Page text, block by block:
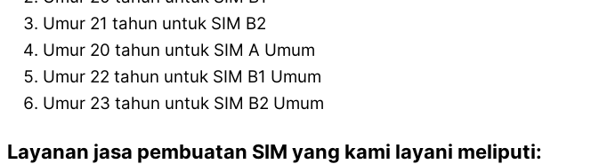
Umur 21 tahun untuk SIM B2
Umur 20 tahun untuk SIM A Umum
Umur 22 tahun untuk SIM B1 Umum
Umur 23 tahun untuk SIM B2 Umum
Layanan jasa pembuatan SIM yang kami layani meliputi: